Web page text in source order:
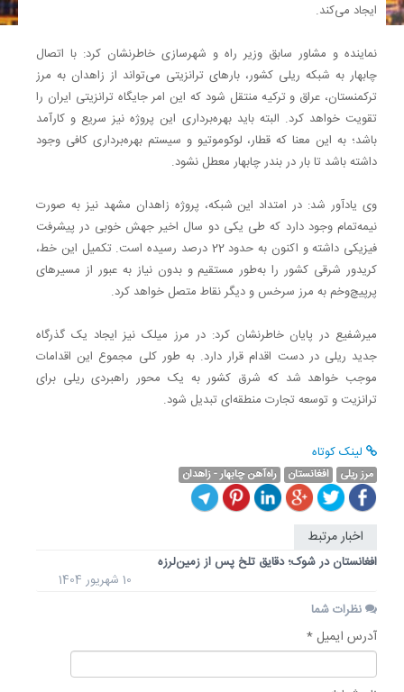
ایجاد می‌کند.
نماینده و مشاور سابق وزیر راه و شهرسازی خاطرنشان کرد: با اتصال
چابهار به شبکه ریلی کشور، بارهای ترانزیتی می‌تواند از زاهدان به مرز
ترکمنستان، عراق و ترکیه منتقل شود که این امر جایگاه ترانزیتی ایران را
تقویت خواهد کرد. البته باید بهره‌برداری این پروژه نیز سریع و کارآمد
باشد؛ به این معنا که قطار، لوکوموتیو و سیستم بهره‌برداری کافی وجود
داشته باشد تا بار در بندر چابهار معطل نشود.
وی یادآور شد: در امتداد این شبکه، پروژه زاهدان مشهد نیز به صورت
نیمه‌تمام وجود دارد که طی یکی دو سال اخیر جهش خوبی در پیشرفت
فیزیکی داشته و اکنون به حدود 22 درصد رسیده است. تکمیل این خط،
کریدور شرقی کشور را به‌طور مستقیم و بدون نیاز به عبور از مسیرهای
پرپیچ‌وخم به مرز سرخس و دیگر نقاط متصل خواهد کرد.
میرشفیع در پایان خاطرنشان کرد: در مرز میلک نیز ایجاد یک گذرگاه
جدید ریلی در دست اقدام قرار دارد. به طور کلی مجموع این اقدامات
موجب خواهد شد که شرق کشور به یک محور راهبردی ریلی برای
ترانزیت و توسعه تجارت منطقه‌ای تبدیل شود.
لینک کوتاه
مرز ریلی افغانستان راه‌آهن چابهار - زاهدان
اخبار مرتبط
افغانستان در شوک؛ دقایق تلخ پس از زمین‌لرزه
10 شهریور 1404
نظرات شما
آدرس ایمیل *